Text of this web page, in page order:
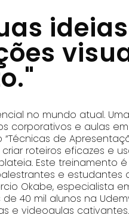
ideias
no mundo atual.
corporativos e aulas em
“Técnicas de
roteiros eficazes e
Este treinamento
e estudantes
Okabe, especialista
40 mil alunos na
e videoaulas